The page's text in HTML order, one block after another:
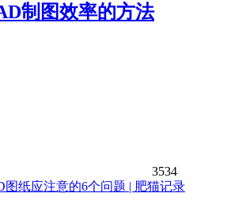
制图效率的方法
3534